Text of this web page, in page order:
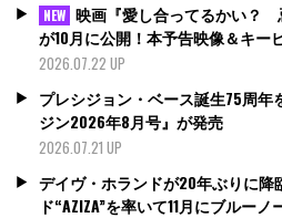
NEW 映画『愛し合ってるかい？
が10月に公開！本予告映像＆キー
2026.07.22 UP
プレシジョン・ベース誕生75周
ジン2026年8月号』が発売
2026.07.21 UP
デイヴ・ホランドが20年ぶりに降
ド“AZIZA”を率いて11月にブルー